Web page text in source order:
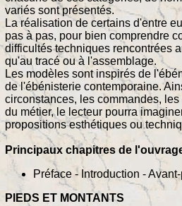
variés sont présentés.
La réalisation de certains d'entre
pas à pas, pour bien comprendre
difficultés techniques rencontrées
qu'au tracé ou à l'assemblage.
Les modèles sont inspirés de
de l'ébénisterie contemporaine.
circonstances, les commandes,
du métier, le lecteur pourra
propositions esthétiques ou
Principaux chapitres de
Préface - Introduction -
PIEDS ET MONTANTS